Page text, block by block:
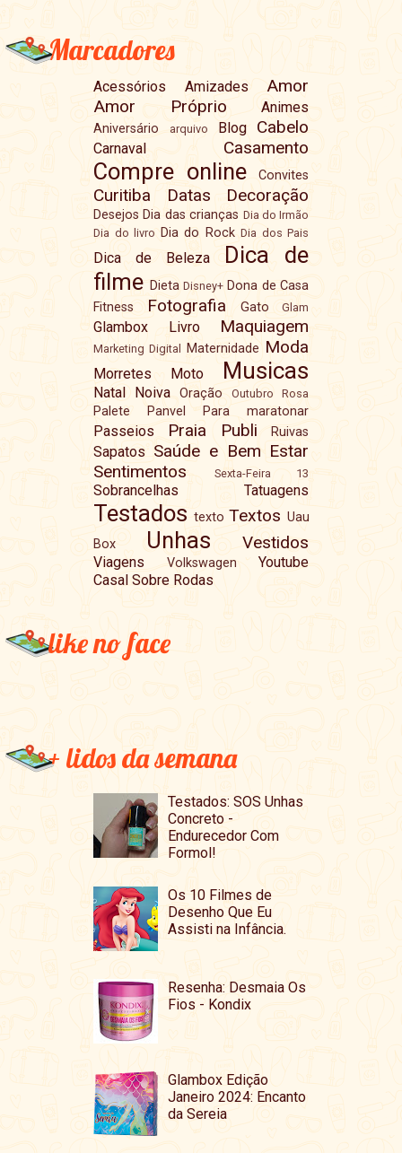
Marcadores
Acessórios Amizades
Amor
Amor Próprio
Animes
Aniversário arquivo Blog Cabelo
Carnaval Casamento
Compre online Convites
Curitiba Datas Decoração
Desejos Dia das crianças Dia do Irmão
Dia do livro Dia do Rock Dia dos Pais
Dica de Beleza
Dica de
filme Dieta Disney+ Dona de Casa
Fitness
Fotografia Gato Glam
Glambox Livro Maquiagem
Marketing Digital Maternidade Moda
Morretes Moto Musicas
Natal Noiva Oração Outubro Rosa
Palete Panvel Para maratonar
Passeios Praia Publi Ruivas
Sapatos Saúde e Bem Estar
Sentimentos
Sexta-Feira 13
Sobrancelhas Tatuagens
Testados texto Textos Uau
Box
Unhas Vestidos
Viagens Volkswagen
Youtube
Casal Sobre Rodas
like no face
+ lidos da semana
Testados: SOS Unhas
Concreto -
Endurecedor Com
Formol!
Os 10 Filmes de
Desenho Que Eu
Assisti na Infância.
Resenha: Desmaia Os
Fios - Kondix
Glambox Edição
Janeiro 2024: Encanto
da Sereia